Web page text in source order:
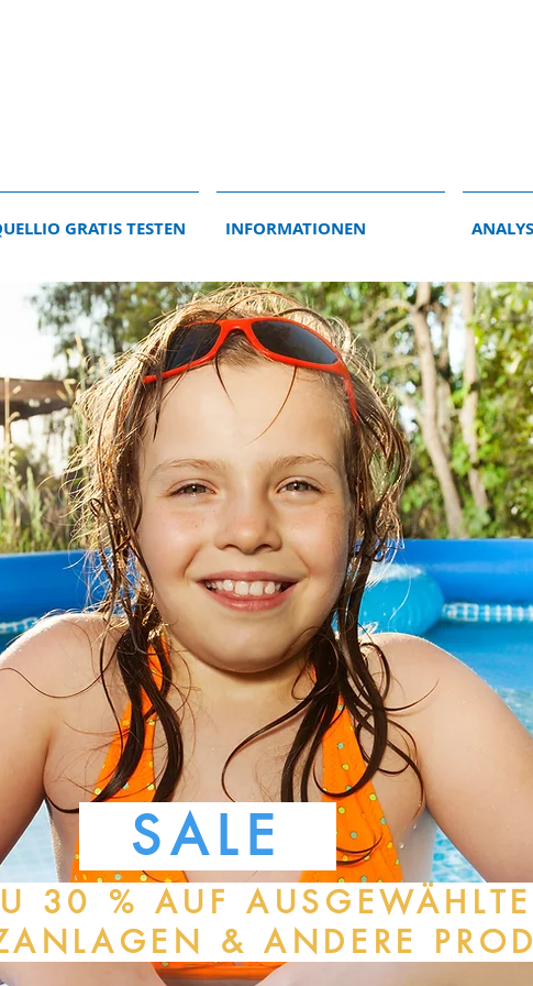
GRATIS TESTEN INFORMATIONEN
SALE
30 % AUF AUSGEWÄHLTE
& ANDERE